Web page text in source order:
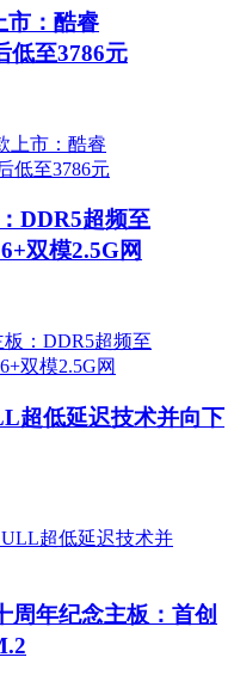
市：酷睿
低至3786元
DDR5超频至
双模2.5G网
超低延迟技术并向下
周年纪念主板：首创